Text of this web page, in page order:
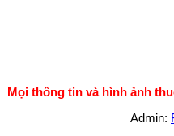
Mọi thông tin và hình ảnh
Admin: